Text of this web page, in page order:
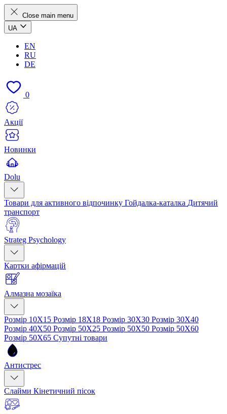
Close main menu
UA
EN
RU
DE
0
Акції
Новинки
Dolu
Товари для активного відпочинку Гойдалка-каталка Дитячий
транспорт
Strateg Psychology
Картки афірмацій
Алмазна мозаїка
Розмір 10Х15 Розмір 18Х18 Розмір 30Х30 Розмір 30Х40
Розмір 40Х50 Розмір 50Х25 Розмір 50Х50 Розмір 50Х60
Розмір 50Х65 Супутні товари
Антистрес
Слайми Кінетичний пісок